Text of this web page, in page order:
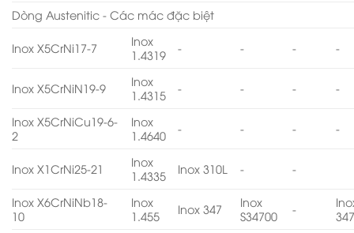
Dòng Austenitic - Các mác đặc biệt
Inox X5CrNi17-7
Inox
1.4319
- - - -
Inox X5CrNiN19-9
Inox
1.4315
- - - -
Inox X5CrNiCu19-6-
2
Inox
1.4640
- - - -
Inox X1CrNi25-21
Inox
1.4335
Inox 310L - -
Inox X6CrNiNb18-
10
Inox
1.455
Inox 347
Inox
S34700
-